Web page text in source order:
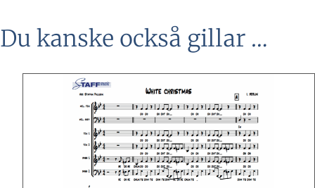
Du kanske också gillar …